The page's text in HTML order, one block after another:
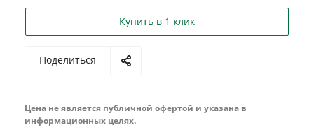
Купить в 1 клик
Поделиться
Цена не является публичной офертой и указана в
информационных целях.